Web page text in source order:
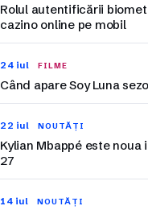
Rolul autentificării
cazino online pe mobil
24 iul FILME
Când apare Soy Luna
22 iul NOUTĂȚI
Kylian Mbappé este noua
27
14 iul NOUTĂȚI